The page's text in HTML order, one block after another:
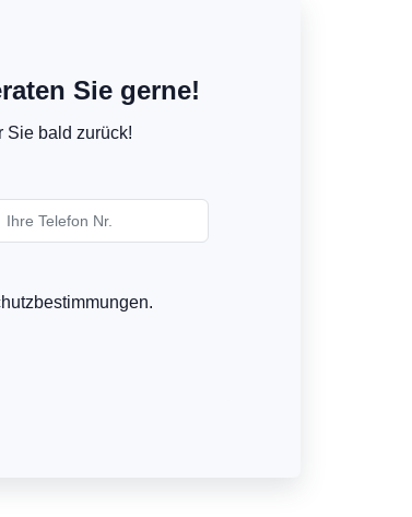
Sie gerne!
Sie bald zurück!